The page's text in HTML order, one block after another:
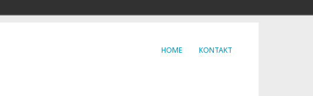
HOME KONTAKT